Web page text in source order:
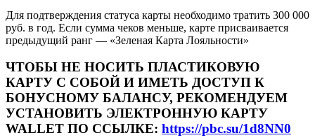
Для подтверждения статуса карты необходимо тратить 300 000
руб. в год. Если сумма чеков меньше, карте присваивается
предыдущий ранг — «Зеленая Карта Лояльности»
ЧТОБЫ НЕ НОСИТЬ ПЛАСТИКОВУЮ
КАРТУ С СОБОЙ И ИМЕТЬ ДОСТУП К
БОНУСНОМУ БАЛАНСУ, РЕКОМЕНДУЕМ
УСТАНОВИТЬ ЭЛЕКТРОННУЮ КАРТУ
WALLET ПО ССЫЛКЕ: https://pbc.su/1d8NN0